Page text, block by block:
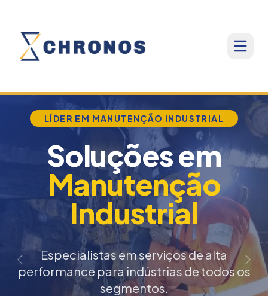
LÍDER EM MANUTENÇÃO INDUSTRIAL
Soluções em
Manutenção
Industrial
Especialistas em serviços de alta
performance para indústrias de todos os
segmentos.
Anterior